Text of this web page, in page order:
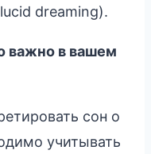
dreaming).
важно в вашем
сон о
учитывать